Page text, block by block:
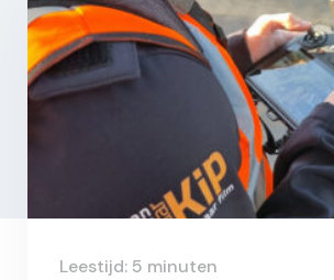
Leestijd: 5 minuten